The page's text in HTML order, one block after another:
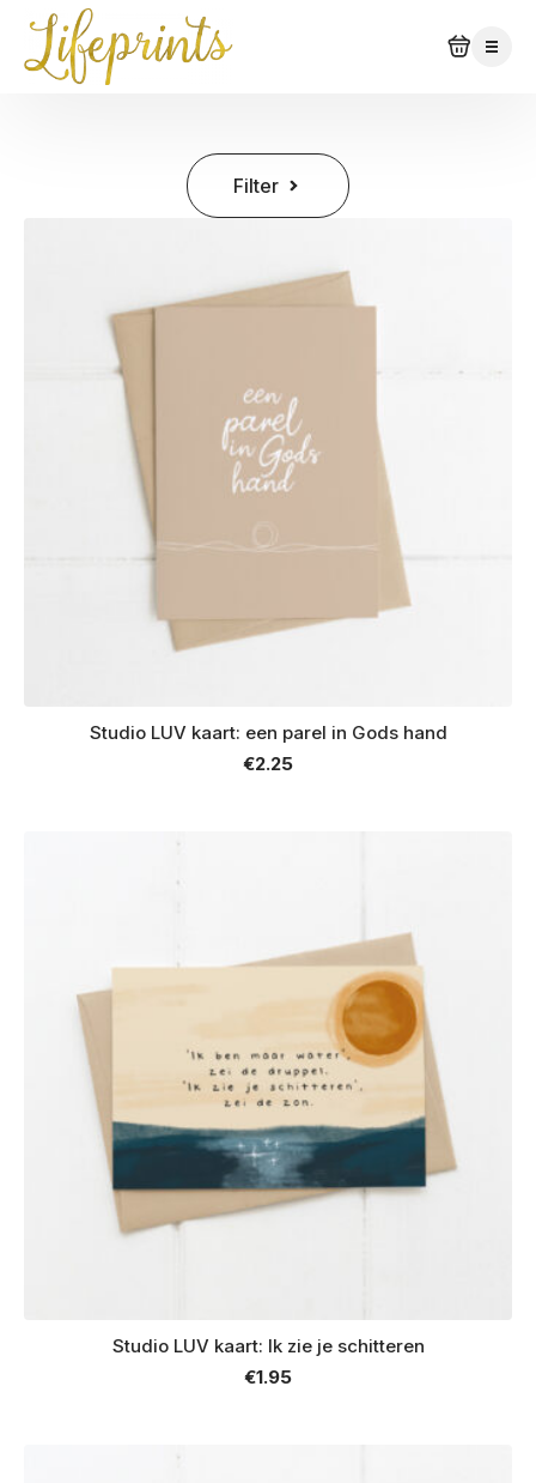
Filter
Studio LUV kaart: een parel in Gods hand
€2.25
Studio LUV kaart: Ik zie je schitteren
€1.95